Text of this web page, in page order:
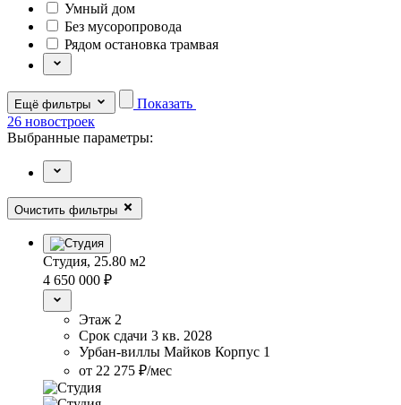
Умный дом
Без мусоропровода
Рядом остановка трамвая
Ещё фильтры
Показать
26 новостроек
Выбранные параметры:
Очистить фильтры
Студия, 25.80 м2
4 650 000 ₽
Этаж 2
Срок сдачи 3 кв. 2028
Урбан-виллы Майков Корпус 1
от 22 275 ₽/мес